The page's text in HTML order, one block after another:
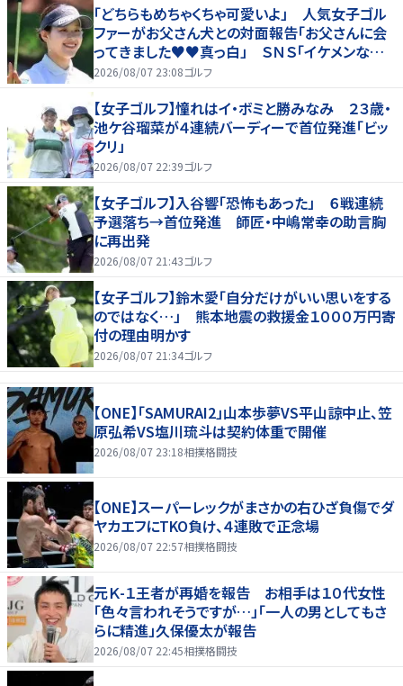
「どちらもめちゃくちゃ可愛いよ」 人気女子ゴル
ファーがお父さん犬との対面報告「お父さんに会
ってきました♥♥真っ白」 ＳＮＳ「イケメンなお
父さん」「白戸家入りするんですか？」
2026/08/07 23:08ゴルフ
【女子ゴルフ】憧れはイ・ボミと勝みなみ ２３歳・
池ケ谷瑠菜が４連続バーディーで首位発進「ビッ
クリ」
2026/08/07 22:39ゴルフ
【女子ゴルフ】入谷響「恐怖もあった」 ６戦連続
予選落ち→首位発進 師匠・中嶋常幸の助言胸
に再出発
2026/08/07 21:43ゴルフ
【女子ゴルフ】鈴木愛「自分だけがいい思いをする
のではなく…」 熊本地震の救援金１０００万円寄
付の理由明かす
2026/08/07 21:34ゴルフ
【ONE】「SAMURAI2」山本歩夢VS平山諒中止、笠
原弘希VS塩川琉斗は契約体重で開催
2026/08/07 23:18相撲格闘技
【ONE】スーパーレックがまさかの右ひざ負傷でダ
ヤカエフにTKO負け、４連敗で正念場
2026/08/07 22:57相撲格闘技
元Ｋ-１王者が再婚を報告 お相手は１０代女性
「色々言われそうですが…」「一人の男としてもさ
らに精進」久保優太が報告
2026/08/07 22:45相撲格闘技